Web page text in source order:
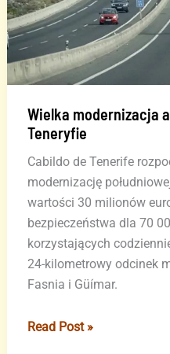
Wielka modernizacja
Teneryfie
Cabildo de Tenerife
modernizację
wartości 30 milionów
bezpieczeństwa dla 70
korzystających
24-kilometrowy odcinek
Fasnia i Güímar.
Wielka
Read Post »